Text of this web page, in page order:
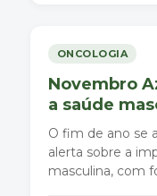
ONCOLOGIA
Novembro
a saúde
O fim de ano se
alerta sobre a
masculina, com